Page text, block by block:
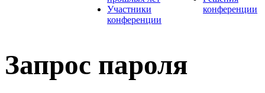
Участники
конференции
конференции
Запрос пароля